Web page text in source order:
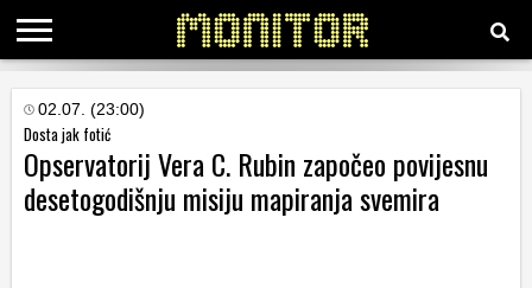
KATEGORIJE
HRVATSKI
WEB
02.07. (23:00)
Dosta jak fotić
Opservatorij Vera C. Rubin započeo povijesnu
desetogodišnju misiju mapiranja svemira